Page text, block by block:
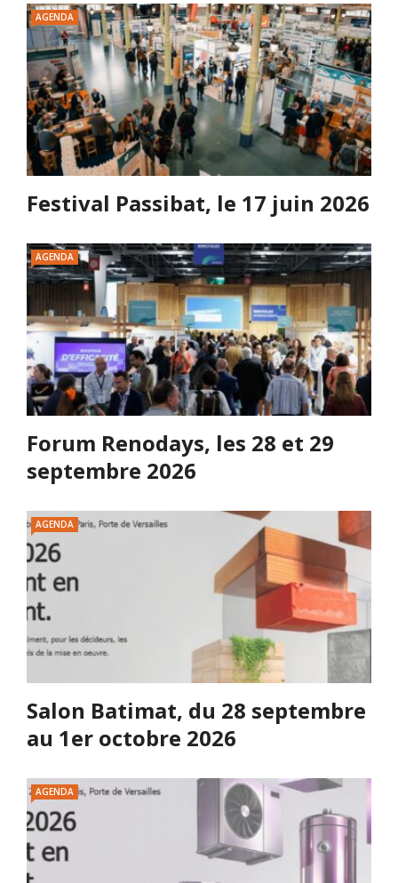
AGENDA
Festival Passibat, le 17 juin 2026
AGENDA
Forum Renodays, les 28 et 29
septembre 2026
AGENDA
Salon Batimat, du 28 septembre
au 1er octobre 2026
AGENDA